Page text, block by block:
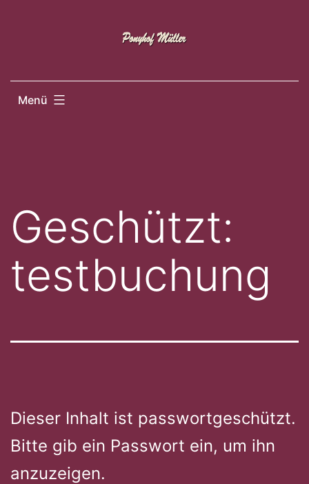
Menü
Geschützt:
testbuchung
Dieser Inhalt ist passwortgeschützt.
Bitte gib ein Passwort ein, um ihn
anzuzeigen.